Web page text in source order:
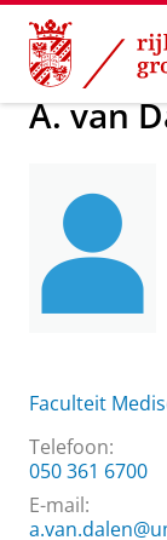
Skip
Content
Skip
Navigation
Over ons
A. van
Faculteit
Telefoon:
050 361 6700
E-mail: